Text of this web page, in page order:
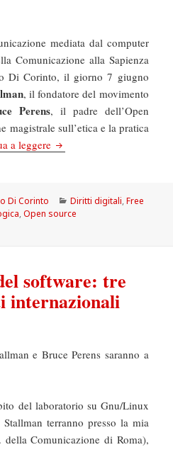
mediata dal computer
Comunicazione alla Sapienza
Di Corinto, il giorno 7 giugno
, il fondatore del movimento
Perens, il padre dell’Open
magistrale sull’etica e la pratica
a leggere I padri fondatori del
Di Corinto Categorie
Diritti digitali,Free
,Open source
software: tre
internazionali
e Bruce Perens saranno a
del laboratorio su Gnu/Linux
terranno presso la mia
Comunicazione di Roma),